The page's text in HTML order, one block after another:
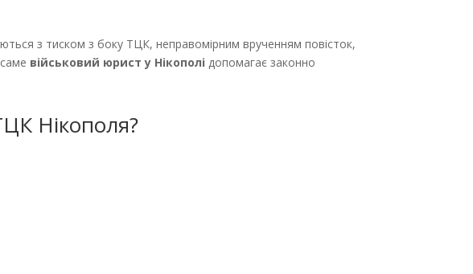
з тиском з боку ТЦК, неправомірним врученням повісток,
військовий юрист у Нікополі допомагає законно
Нікополя?